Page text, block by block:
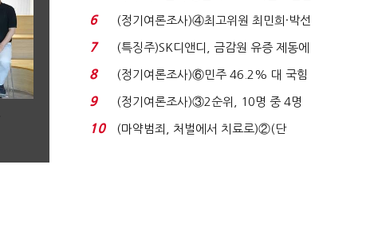
비 36% 증가...
6
(정기여론조사)④최고위원 최민희·박선
원 '양강'…서미...
7
(특징주)SK디앤디, 금감원 유증 제동에
장 초반 상한가...
8
(정기여론조사)⑥민주 46.2% 대 국힘
31.0%…오차범위 밖 ...
9
(정기여론조사)③2순위, 10명 중 4명
'송영길'…정청래 '한 ...
10
(마약범죄, 처벌에서 치료로)②(단